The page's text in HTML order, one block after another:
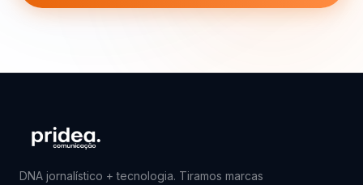
DNA jornalístico + tecnologia. Tiramos marcas